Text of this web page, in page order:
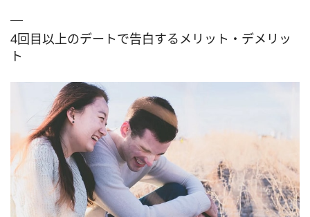
4回目以上のデートで告白するメリット・デメリッ
ト